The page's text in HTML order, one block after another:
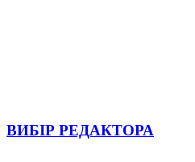
ВИБІР РЕДАКТОРА